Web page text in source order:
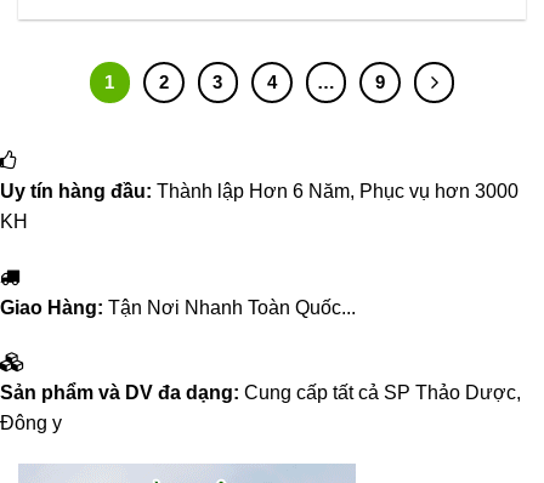
1 2 3 4 … 9
Uy tín hàng đầu: Thành lập Hơn 6 Năm, Phục vụ hơn 3000
KH
Giao Hàng: Tận Nơi Nhanh Toàn Quốc...
Sản phẩm và DV đa dạng: Cung cấp tất cả SP Thảo Dược,
Đông y